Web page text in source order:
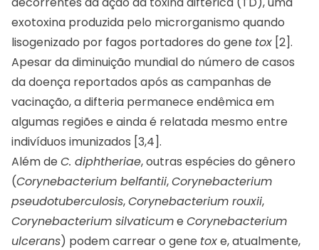
exotoxina produzida pelo microrganismo quando
lisogenizado por fagos portadores do gene tox [2].
Apesar da diminuição mundial do número de casos
da doença reportados após as campanhas de
vacinação, a difteria permanece endêmica em
algumas regiões e ainda é relatada mesmo entre
indivíduos imunizados [3,4].
Além de C. diphtheriae, outras espécies do gênero
(Corynebacterium belfantii,Corynebacterium
pseudotuberculosis,Corynebacterium rouxii,
Corynebacterium silvaticume Corynebacterium
ulcerans) podem carrear o gene toxe, atualmente,